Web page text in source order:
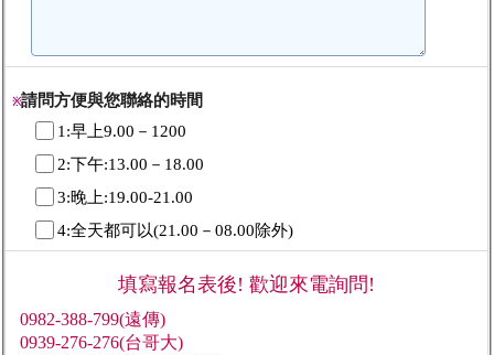
※請問方便與您聯絡的時間
1:早上9.00－1200
2:下午:13.00－18.00
3:晚上:19.00-21.00
4:全天都可以(21.00－08.00除外)
填寫報名表後! 歡迎來電詢問!
0982-388-799(遠傳)
0939-276-276(台哥大)